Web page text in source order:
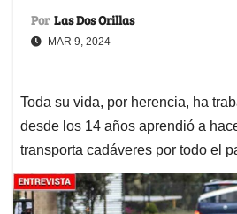
Por Las Dos Orillas
MAR 9, 2024
Toda su vida, por herencia, ha
desde los 14 años aprendió a
transporta cadáveres por todo el